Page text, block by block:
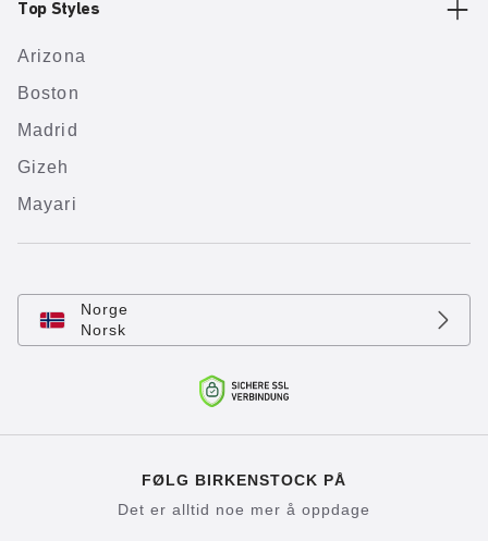
Top Styles
Arizona
Boston
Madrid
Gizeh
Mayari
Norge
Norsk
FØLG BIRKENSTOCK PÅ
Det er alltid noe mer å oppdage